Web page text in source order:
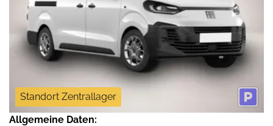
Standort Zentrallager
Allgemeine Daten: